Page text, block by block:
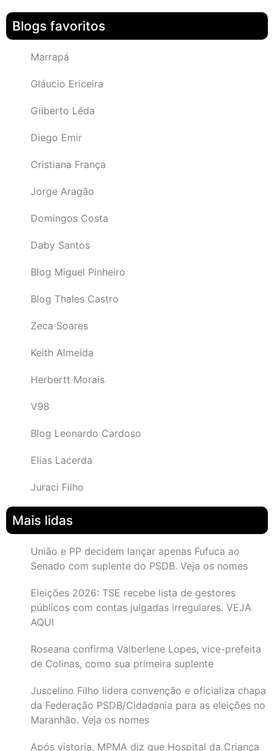
Blogs favoritos
Marrapá
Gláucio Ericeira
Gilberto Léda
Diego Emir
Cristiana França
Jorge Aragão
Domingos Costa
Daby Santos
Blog Miguel Pinheiro
Blog Thales Castro
Zeca Soares
Keith Almeida
Herbertt Morais
V98
Blog Leonardo Cardoso
Elias Lacerda
Juraci Filho
Mais lidas
União e PP decidem lançar apenas Fufuca ao
Senado com suplente do PSDB. Veja os nomes
Eleições 2026: TSE recebe lista de gestores
públicos com contas julgadas irregulares. VEJA
AQUI
Roseana confirma Valberlene Lopes, vice-prefeita
de Colinas, como sua primeira suplente
Juscelino Filho lidera convenção e oficializa chapa
da Federação PSDB/Cidadania para as eleições no
Maranhão. Veja os nomes
Após vistoria, MPMA diz que Hospital da Criança